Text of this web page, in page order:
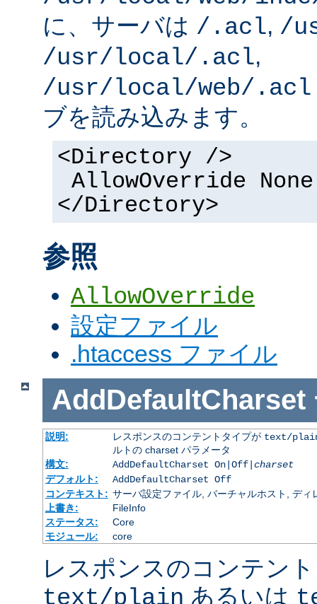
に、サーバは /.acl, /
/usr/local/.acl,
/usr/local/web/.acl
ブを読み込みます。
<Directory />
AllowOverride None
</Directory>
参照
AllowOverride
設定ファイル
.htaccess ファイル
AddDefaultCharset
説明: レスポンスのコンテントタイプが text/
ルトの charset パラメータ
構文:
AddDefaultCharset On|Off| charset
デフォルト:
AddDefaultCharset Off
コンテキスト: サーバ設定ファイル, バーチャルホスト, ディ
上書き:
FileInfo
ステータス:
Core
モジュール:
core
レスポンスのコンテン
text/plain あるいは